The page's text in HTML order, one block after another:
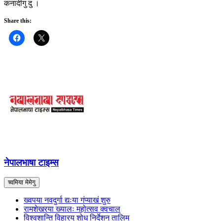
कनादीगु दु ।
Share this:
नेपालभाषा टाइम्स
च्वमिया मेमेगु
ख्वपया नवदुर्गा द्यःया गंप्याखं शुरु
रामशेखरया ख्यालः महोत्सव क्वचाल
विश्वशान्ति विहारय् शोध निर्देशन तालिम